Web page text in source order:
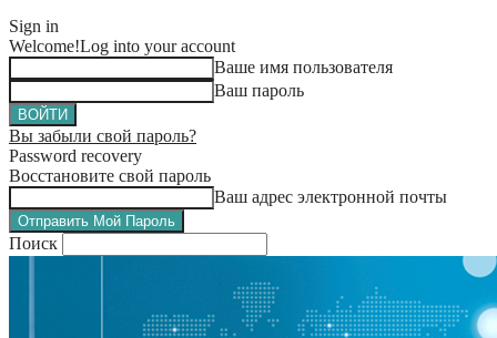
Sign in
Welcome!Log into your account
Ваше имя пользователя
Ваш пароль
Вы забыли свой пароль?
Password recovery
Восстановите свой пароль
Ваш адрес электронной почты
Поиск